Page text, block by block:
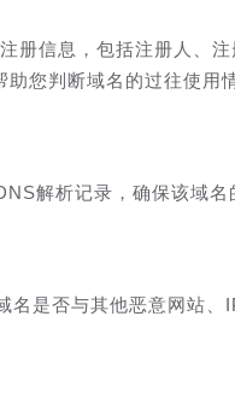
册信息，包括注册人、
您判断域名的过往使用
解析记录，确保该域名
是否与其他恶意网站、